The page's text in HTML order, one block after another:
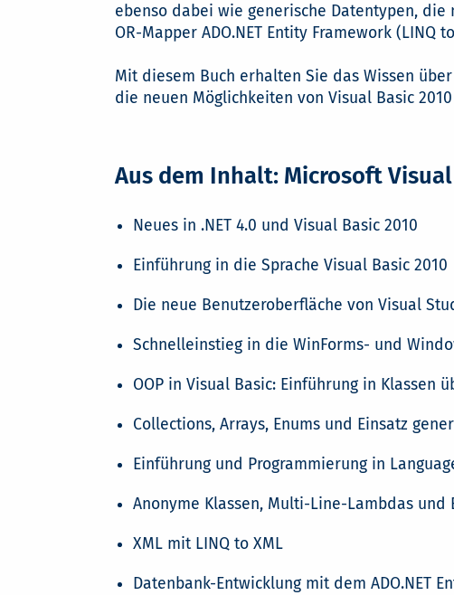
ebenso dabei wie generische Datentypen, die
OR-Mapper ADO.NET Entity Framework
Mit diesem Buch erhalten Sie das Wissen
die neuen Möglichkeiten von Visual Basic
Aus dem Inhalt: Microsoft
Neues in .NET 4.0 und Visual Basic 2010
Einführung in die Sprache Visual Basic 2010
Die neue Benutzeroberfläche von Visual
Schnelleinstieg in die WinForms- und
OOP in Visual Basic: Einführung in Klassen
Collections, Arrays, Enums und Einsatz
Einführung und Programmierung in
Anonyme Klassen, Multi-Line-Lambdas und
XML mit LINQ to XML
Datenbank-Entwicklung mit dem ADO.NET